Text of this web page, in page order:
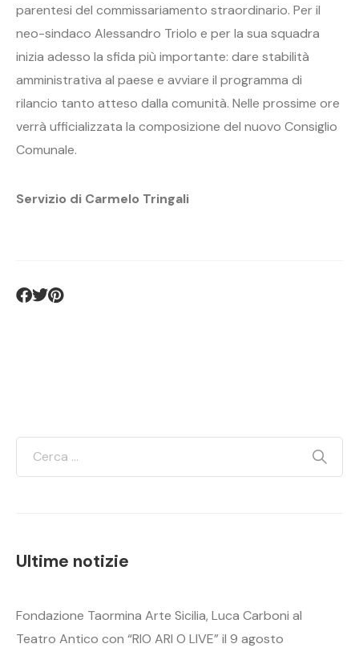
parentesi del commissariamento straordinario. Per il
neo-sindaco Alessandro Triolo e per la sua squadra
inizia adesso la sfida più importante: dare stabilità
amministrativa al paese e avviare il programma di
rilancio tanto atteso dalla comunità. Nelle prossime ore
verrà ufficializzata la composizione del nuovo Consiglio
Comunale.
Servizio di Carmelo Tringali
Ultime notizie
Fondazione Taormina Arte Sicilia, Luca Carboni al
Teatro Antico con “RIO ARI O LIVE” il 9 agosto